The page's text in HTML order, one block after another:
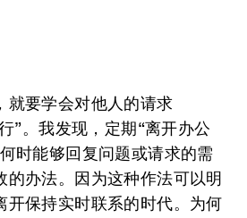
就要学会对他人的请求
”。我发现，定期“离开办公
时能够回复问题或请求的需
的办法。因为这种作法可以明
开保持实时联系的时代。为何